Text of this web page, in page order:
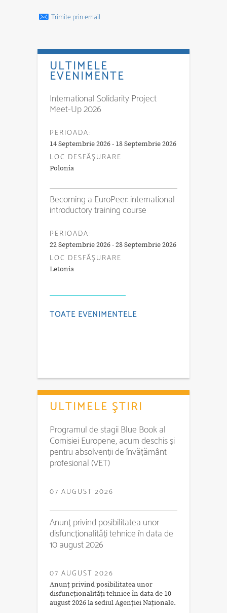
Trimite prin email
ULTIMELE
EVENIMENTE
International Solidarity Project
Meet-Up 2026
PERIOADA:
14 Septembrie 2026 - 18 Septembrie 2026
LOC DESFĂŞURARE
Polonia
Becoming a EuroPeer: international
introductory training course
PERIOADA:
22 Septembrie 2026 - 28 Septembrie 2026
LOC DESFĂŞURARE
Letonia
TOATE EVENIMENTELE
ULTIMELE ŞTIRI
Programul de stagii Blue Book al
Comisiei Europene, acum deschis și
pentru absolvenții de învățământ
profesional (VET)
07 AUGUST 2026
Anunț privind posibilitatea unor
disfuncționalități tehnice în data de
10 august 2026
07 AUGUST 2026
Anunț privind posibilitatea unor
disfuncționalități tehnice în data de 10
august 2026 la sediul Agenției Naționale.